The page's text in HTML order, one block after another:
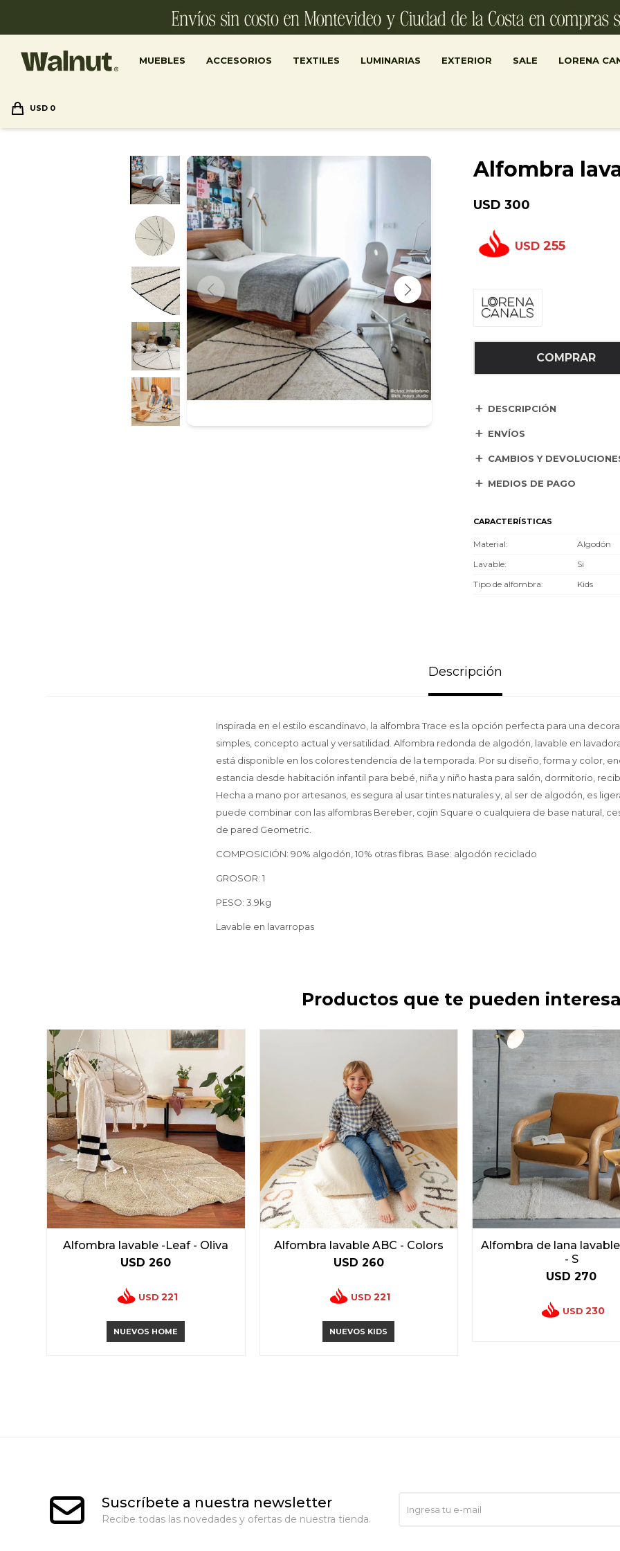
MUEBLES ACCESORIOS TEXTILES LUMINARIAS EXTERIOR SALE LORENA
USD 0
Alfombra
USD 300
USD 255
COMPRAR
DESCRIPCIÓN
ENVÍOS
CAMBIOS Y
MEDIOS DE PAGO
CARACTERÍSTICAS
Material
Algodón
Lavable
Si
Tipo de alfombra
Kids
Descripción
Inspirada en el estilo escandinavo, la alfombra Trace es la opción perfecta para una
simples, concepto actual y versatilidad. Alfombra redonda de algodón, lavable en
está disponible en los colores tendencia de la temporada. Por su diseño, forma y color,
estancia desde habitación infantil para bebé, niña y niño hasta para salón, dormitorio,
Hecha a mano por artesanos, es segura al usar tintes naturales y, al ser de algodón, es
puede combinar con las alfombras Bereber, cojín Square o cualquiera de base natural,
de pared Geometric.
COMPOSICIÓN: 90% algodón, 10% otras fibras. Base: algodón reciclado
GROSOR: 1
PESO: 3.9kg
Lavable en lavarropas
Productos que te pueden
Alfombra lavable -Leaf - Oliva
USD 260
USD 221
NUEVOS HOME
Alfombra lavable ABC - Colors
USD 260
USD 221
NUEVOS KIDS
Alfombra de lana
- S
USD 270
USD 230
Suscríbete a nuestra newsletter
Recibe todas las novedades y ofertas de nuestra tienda.